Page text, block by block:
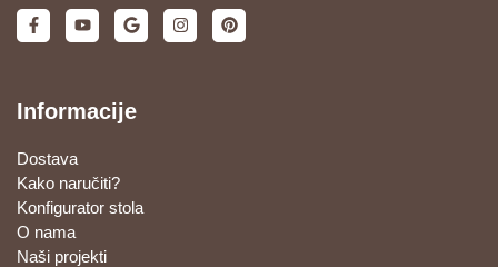
Informacije
Dostava
Kako naručiti?
Konfigurator stola
O nama
Naši projekti